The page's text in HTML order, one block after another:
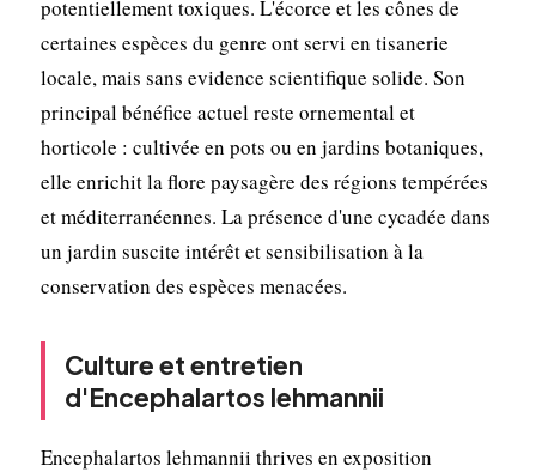
potentiellement toxiques. L'écorce et les cônes de
certaines espèces du genre ont servi en tisanerie
locale, mais sans evidence scientifique solide. Son
principal bénéfice actuel reste ornemental et
horticole : cultivée en pots ou en jardins botaniques,
elle enrichit la flore paysagère des régions tempérées
et méditerranéennes. La présence d'une cycadée dans
un jardin suscite intérêt et sensibilisation à la
conservation des espèces menacées.
Culture et entretien
d'Encephalartos lehmannii
Encephalartos lehmannii thrives en exposition